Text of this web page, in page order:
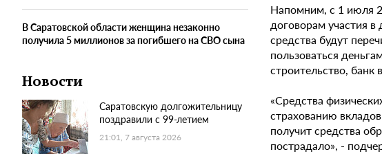
В Саратовской области женщина незаконно
получила 5 миллионов за погибшего на СВО сына
Новости
Саратовскую долгожительницу
поздравили с 99-летием
21:01, 7 августа 2026
Напомним, с 1 июля
договорам участия
средства будут
пользоваться
строительство,
«Средства
страхованию
получит средства
пострадало», -